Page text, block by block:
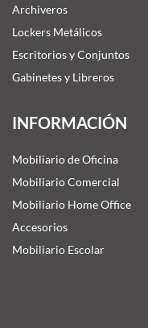
Archiveros
Lockers Metálicos
Escritorios y Conjuntos
Gabinetes y Libreros
INFORMACIÓN
Mobiliario de Oficina
Mobiliario Comercial
Mobiliario Home Office
Accesorios
Mobiliario Escolar